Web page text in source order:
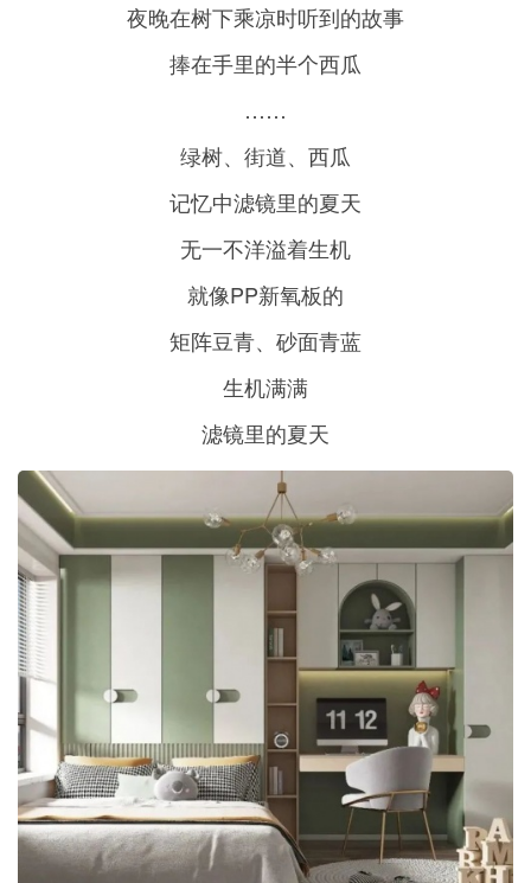
夜晚在树下乘凉时听到的故事
捧在手里的半个西瓜
……
绿树、街道、西瓜
记忆中滤镜里的夏天
无一不洋溢着生机
就像PP新氧板的
矩阵豆青、砂面青蓝
生机满满
滤镜里的夏天